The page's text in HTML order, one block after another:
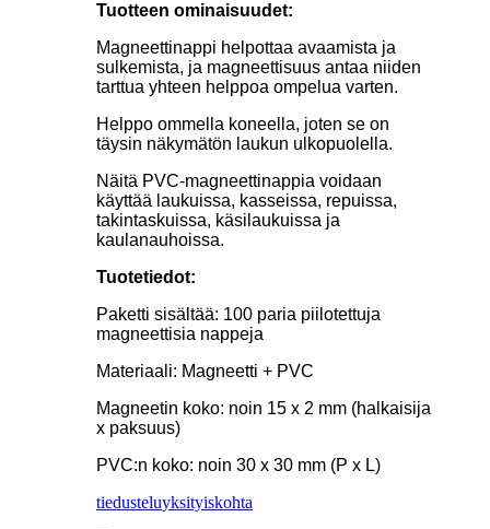
Tuotteen ominaisuudet:
Magneettinappi helpottaa avaamista ja
sulkemista, ja magneettisuus antaa niiden
tarttua yhteen helppoa ompelua varten.
Helppo ommella koneella, joten se on
täysin näkymätön laukun ulkopuolella.
Näitä PVC-magneettinappia voidaan
käyttää laukuissa, kasseissa, repuissa,
takintaskuissa, käsilaukuissa ja
kaulanauhoissa.
Tuotetiedot:
Paketti sisältää: 100 paria piilotettuja
magneettisia nappeja
Materiaali: Magneetti + PVC
Magneetin koko: noin 15 x 2 mm (halkaisija
x paksuus)
PVC:n koko: noin 30 x 30 mm (P x L)
tiedusteluyksityiskohta